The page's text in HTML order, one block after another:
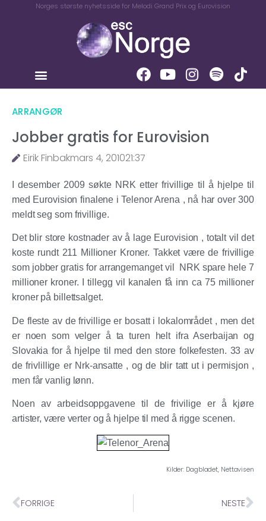
Norges største nyhetsside for Melodi Grand Prix og Eurovision
ARRANGØR
Jobber gratis for Eurovision
Eirik Finbakmars 4, 201021:37
I desember 2009 søkte NRK etter frivillige til å hjelpe til
med Eurovision finalene i Telenor Arena , nå har over 300
meldt seg som frivillige.
Det blir store kostnader av å lage Eurovision , totalt vil det
koste rundt 211 Millioner Kroner. Takket være de frivillige
som jobber gratis for arrangemanget vil NRK spare hele 7
millioner kroner. I tillegg vil kanalen få inn ca 75 millioner
kroner på billettsalget.
De fleste av de frivillige er bosatt i lokalområdet , men det
er noen som velger å ta turen helt ifra Aserbaijan og
Slovakia for å hjelpe til med den store folkefesten. 33 av
de frivlillige er Nrk-ansatte , og de blir tatt ut i permisjon ,
men får vanlig lønn.
Noen av arbeidsoppgavene til de frivilige er å kjøre
artister, være verter og å hjelpe til med å rigge scenen.
Kilder: Dagbladet, Nettavisen
FORRIGE NESTE